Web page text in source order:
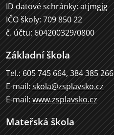
ID datové schránky: atjmgjg
IČO školy: 709 850 22
č. účtu: 604200329/0800
Základní škola
Tel.: 605 745 664, 384 385 266
E-mail: skola@zsplavsko.cz
E-mail: www.zsplavsko.cz
Mateřská škola